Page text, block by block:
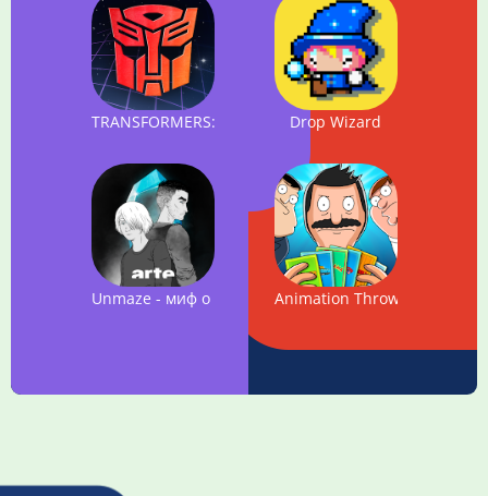
TRANSFORMERS: Heavy MetalDrop Wizard
Unmaze - миф о свете и тьмеAnimation Throwdown: TQFC